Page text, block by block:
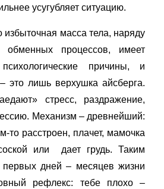
усугубляет ситуацию.
избыточная масса тела, наряду
процессов, имеет
причины, и
это лишь верхушка айсберга.
стресс, раздражение,
Механизм – древнейший:
то расстроен, плачет, мамочка
или дает грудь. Таким
дней – месяцев жизни
рефлекс: тебе плохо –